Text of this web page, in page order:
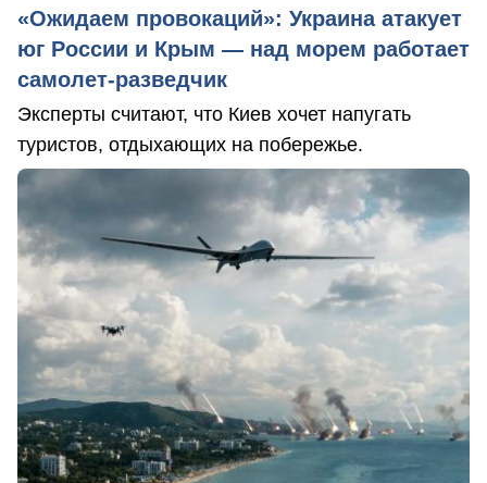
«Ожидаем провокаций»: Украина атакует
юг России и Крым — над морем работает
самолет-разведчик
Эксперты считают, что Киев хочет напугать
туристов, отдыхающих на побережье.